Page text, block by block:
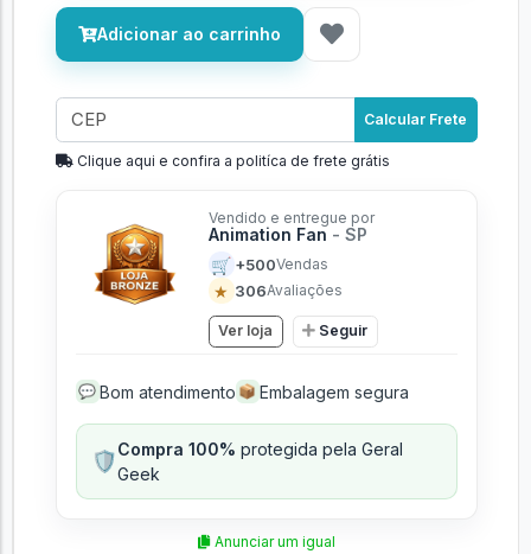
Adicionar ao carrinho
Calcular Frete
Clique aqui e confira a politíca de frete grátis
Vendido e entregue por
Animation Fan - SP
🛒 +500Vendas
★ 306Avaliações
Ver loja Seguir
💬 Bom atendimento 📦 Embalagem segura
🛡️Compra 100% protegida pela Geral
Geek
Anunciar um igual